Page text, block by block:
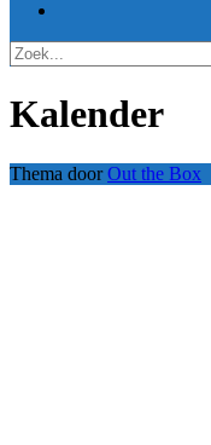
Kalender
Thema doorOut the Box